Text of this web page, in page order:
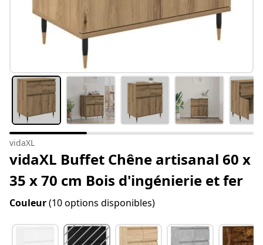
vidaXL
vidaXL Buffet Chêne artisanal 60 x
35 x 70 cm Bois d'ingénierie et fer
Couleur(10 options disponibles)